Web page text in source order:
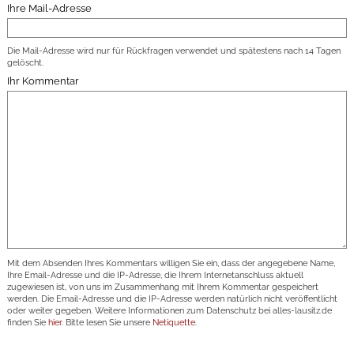
Ihre Mail-Adresse
Die Mail-Adresse wird nur für Rückfragen verwendet und spätestens nach 14 Tagen
gelöscht.
Ihr Kommentar
Mit dem Absenden Ihres Kommentars willigen Sie ein, dass der angegebene Name,
Ihre Email-Adresse und die IP-Adresse, die Ihrem Internetanschluss aktuell
zugewiesen ist, von uns im Zusammenhang mit Ihrem Kommentar gespeichert
werden. Die Email-Adresse und die IP-Adresse werden natürlich nicht veröffentlicht
oder weiter gegeben. Weitere Informationen zum Datenschutz bei alles-lausitz.de
finden Sie hier. Bitte lesen Sie unsere Netiquette.